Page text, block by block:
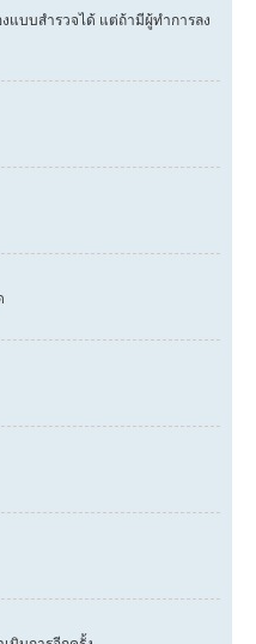
แบบสำรวจได้ แต่ถ้ามีผู้ทำการลง